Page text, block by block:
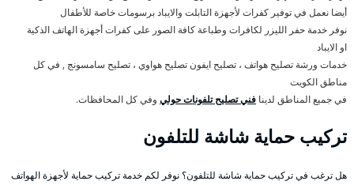
أيضا نعمل في توفير كفرات لأجهزة التابلت والايباد برسومات خاصة للأطفال
نوفر خدمة حفر الليزر لكافرات وطباعة كافة الصور على كفرات أجهزة الهاتف الذكية
او الايباد
خدمات ورشة تصليح هواتف ، تصليح ايفون تصليح هواوي ، تصليح سامسونج , في كل
مناطق الكويت
في جميع المناطق لدينا فني تصليح تلفونات حولي وفي كل المحافظات.
تركيب حماية شاشة للتلفون
هل ترغب في تركيب حماية شاشة للتلفون؟ نوفر لكم خدمة تركيب حماية لأجهزة الهواتف